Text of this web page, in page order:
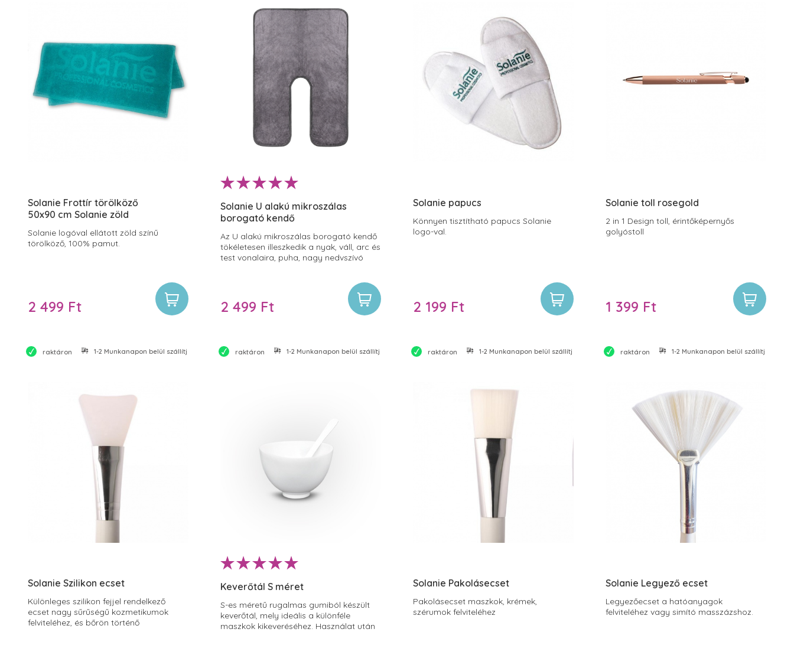
Solanie Frottír törölköző
50x90 cm Solanie zöld
Solanie logóval ellátott zöld színű
törölköző, 100% pamut.
2 499 Ft
Solanie U alakú mikroszálas
borogató kendő
Az U alakú mikroszálas borogató kendő
tökéletesen illeszkedik a nyak, váll, arc és
test vonalaira, puha, nagy nedvszívó
2 499 Ft
Solanie papucs
Könnyen tisztítható papucs Solanie
logo-val.
2 199 Ft
Solanie toll rosegold
2 in 1 Design toll, érintőképernyős
golyóstoll
1 399 Ft
raktáron 1-2 Munkanapon belül szállítjuk
Solanie Szilikon ecset
Különleges szilikon fejjel rendelkező
ecset nagy sűrűségű kozmetikumok
felviteléhez, és bőrön történő
raktáron 1-2 Munkanapon belül szállítjuk
Keverőtál S méret
S-es méretű rugalmas gumiból készült
keverőtál, mely ideális a különféle
maszkok kikeveréséhez. Használat után
raktáron 1-2 Munkanapon belül szállítjuk
Solanie Pakolásecset
Pakolásecset maszkok, krémek,
szérumok felviteléhez
raktáron 1-2 Munkanapon belül szállítjuk
Solanie Legyező ecset
Legyezőecset a hatóanyagok
felviteléhez vagy simító masszázshoz.